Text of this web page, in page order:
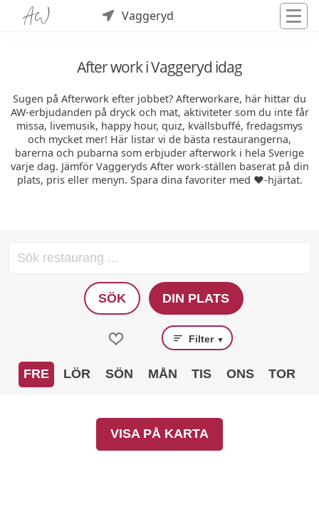
Vaggeryd
After work i Vaggeryd idag
Sugen på Afterwork efter jobbet? Afterworkare, här hittar du
AW-erbjudanden på dryck och mat, aktiviteter som du inte får
missa, livemusik, happy hour, quiz, kvällsbuffé, fredagsmys
och mycket mer! Här listar vi de bästa restaurangerna,
barerna och pubarna som erbjuder afterwork i hela Sverige
varje dag. Jämför Vaggeryds After work-ställen baserat på din
plats, pris eller menyn. Spara dina favoriter med ❤️-hjärtat.
SÖK DIN PLATS
Filter ▼
FRE LÖR SÖN MÅN TIS ONS TOR
VISA PÅ KARTA